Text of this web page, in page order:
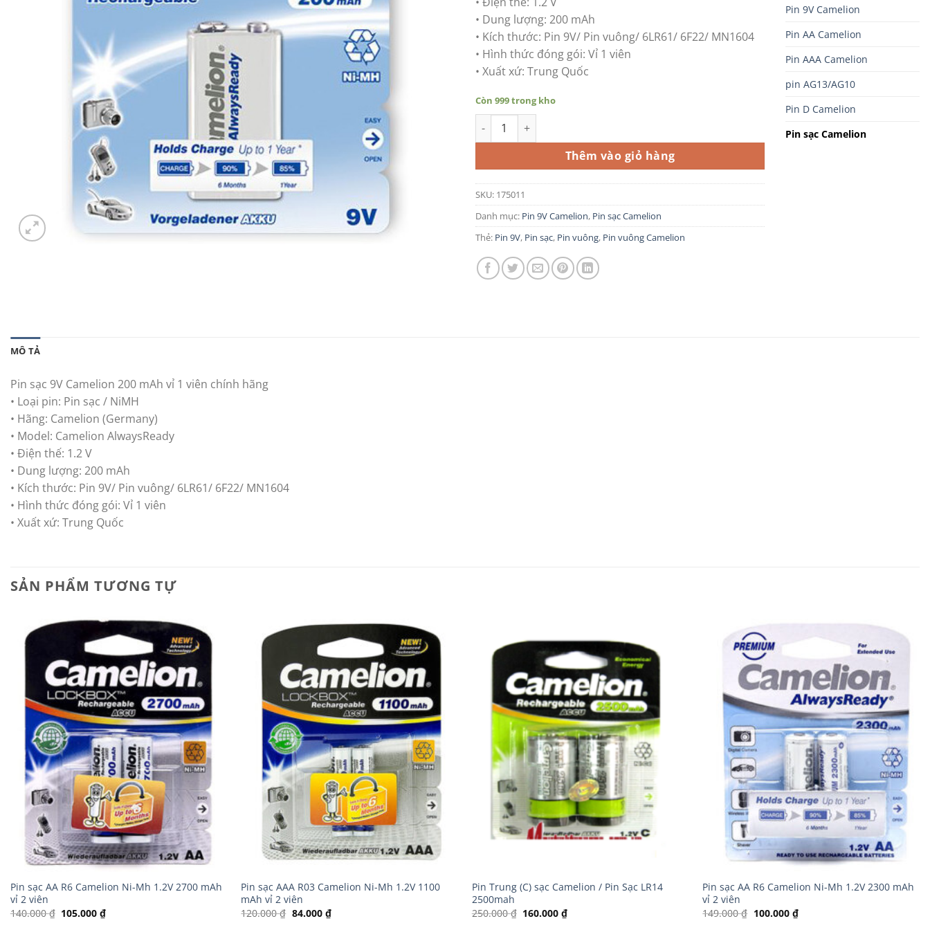
• Dung lượng: 200 mAh
• Kích thước: Pin 9V/ Pin vuông/ 6LR61/ 6F22/ MN1604
• Hình thức đóng gói: Vỉ 1 viên
• Xuất xứ: Trung Quốc
Còn 999 trong kho
Pin sạc 9V vuông Camelion Ni-Mh 200 mAh vỉ 1 viên số lượng
Thêm vào giỏ hàng
SKU: 175011
Danh mục: Pin 9V Camelion, Pin sạc Camelion
Thẻ: Pin 9V, Pin sạc, Pin vuông, Pin vuông Camelion
Pin 9V Camelion
Pin AA Camelion
Pin AAA Camelion
pin AG13/AG10
Pin D Camelion
Pin sạc Camelion
MÔ TẢ
Pin sạc 9V Camelion 200 mAh vỉ 1 viên chính hãng
• Loại pin: Pin sạc / NiMH
• Hãng: Camelion (Germany)
• Model: Camelion AlwaysReady
• Điện thế: 1.2 V
• Dung lượng: 200 mAh
• Kích thước: Pin 9V/ Pin vuông/ 6LR61/ 6F22/ MN1604
• Hình thức đóng gói: Vỉ 1 viên
• Xuất xứ: Trung Quốc
SẢN PHẨM TƯƠNG TỰ
Pin sạc AA R6 Camelion Ni-Mh 1.2V 2700 mAh
vỉ 2 viên
140.000₫ Giá
105.000₫Giá
Pin sạc AAA R03 Camelion Ni-Mh 1.2V 1100
mAh vỉ 2 viên
120.000₫ Giá
84.000 ₫Giá
hiện
Pin Trung (C) sạc Camelion / Pin Sạc LR14
2500mah
250.000₫ Giá
160.000₫Giá
Pin sạc AA R6 Camelion Ni-Mh 1.2V 2300 mAh
vỉ 2 viên
149.000₫ Giá
100.000 ₫Giá
hiện